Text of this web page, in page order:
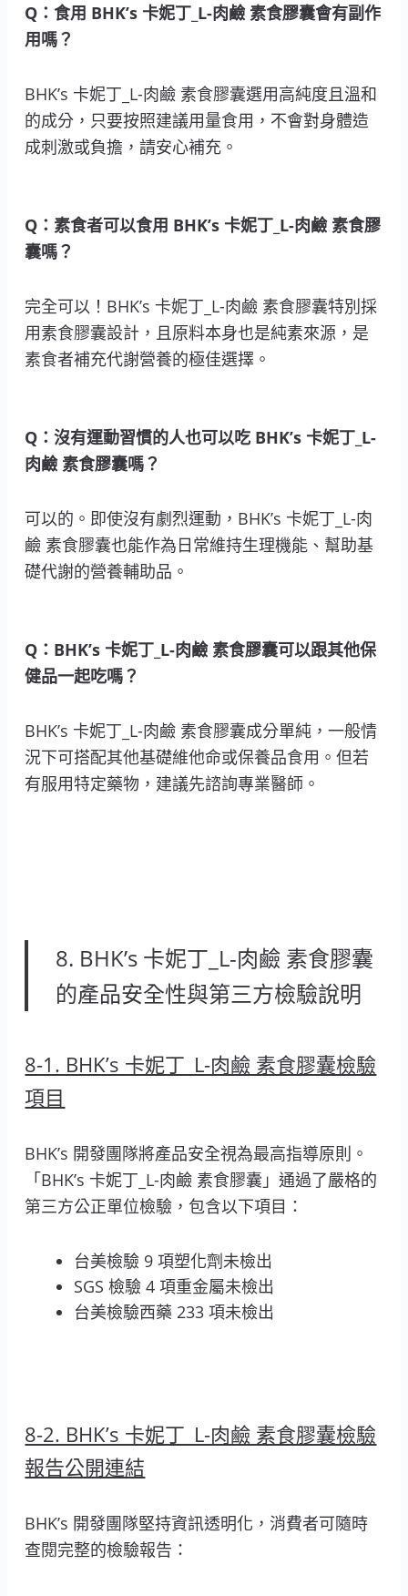
Q：食用 BHK’s 卡妮丁_L-肉鹼 素食膠囊會有副作
用嗎？
BHK’s 卡妮丁_L-肉鹼 素食膠囊選用高純度且溫和
的成分，只要按照建議用量食用，不會對身體造
成刺激或負擔，請安心補充。
Q：素食者可以食用 BHK’s 卡妮丁_L-肉鹼 素食膠
囊嗎？
完全可以！BHK’s 卡妮丁_L-肉鹼 素食膠囊特別採
用素食膠囊設計，且原料本身也是純素來源，是
素食者補充代謝營養的極佳選擇。
Q：沒有運動習慣的人也可以吃 BHK’s 卡妮丁_L-
肉鹼 素食膠囊嗎？
可以的。即使沒有劇烈運動，BHK’s 卡妮丁_L-肉
鹼 素食膠囊也能作為日常維持生理機能、幫助基
礎代謝的營養輔助品。
Q：BHK’s 卡妮丁_L-肉鹼 素食膠囊可以跟其他保
健品一起吃嗎？
BHK’s 卡妮丁_L-肉鹼 素食膠囊成分單純，一般情
況下可搭配其他基礎維他命或保養品食用。但若
有服用特定藥物，建議先諮詢專業醫師。
8. BHK’s 卡妮丁_L-肉鹼 素食膠囊
的產品安全性與第三方檢驗說明
8-1. BHK’s 卡妮丁_L-肉鹼 素食膠囊檢驗
項目
BHK’s 開發團隊將產品安全視為最高指導原則。
「BHK’s 卡妮丁_L-肉鹼 素食膠囊」通過了嚴格的
第三方公正單位檢驗，包含以下項目：
台美檢驗 9 項塑化劑未檢出
SGS 檢驗 4 項重金屬未檢出
台美檢驗西藥 233 項未檢出
8-2. BHK’s 卡妮丁_L-肉鹼 素食膠囊檢驗
報告公開連結
BHK’s 開發團隊堅持資訊透明化，消費者可隨時
查閱完整的檢驗報告：